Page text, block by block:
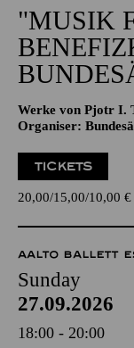
"MUSIK
Werke von Pjotr I.
Organiser:
TICKETS
20,00 15,00 10,00 €
AALTO BALLETT
Sunday
27.09.2026
18:00 - 20:00